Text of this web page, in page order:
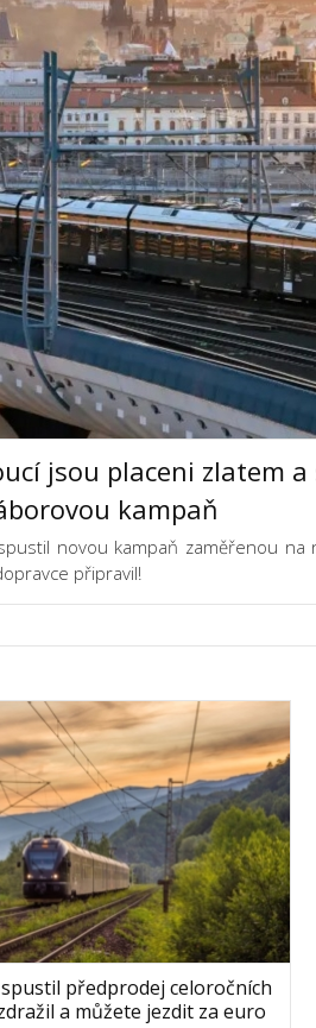
jsou placeni zlatem
kampaň
novou kampaň zaměřenou
připravil!
předprodej celoročních
a můžete jezdit za euro